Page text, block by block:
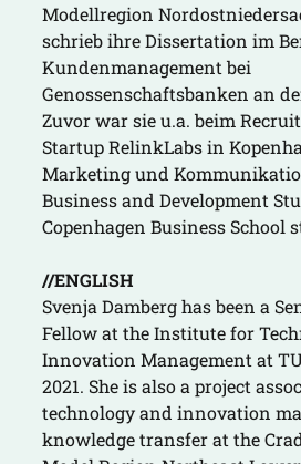
Modellregion
schrieb ihre Dissertation im
Kundenmanagement bei
Genossenschaftsbanken an
Zuvor war sie u.a. beim
Startup RelinkLabs in
Marketing und
Business and Development
Copenhagen Business School
//ENGLISH
Svenja Damberg has been a
Fellow at the Institute for
Innovation Management at
2021. She is also a project
technology and innovation
knowledge transfer at the